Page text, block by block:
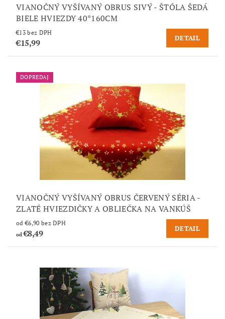
VIANOČNÝ VYŠÍVANÝ OBRUS SIVÝ - ŠTÓLA ŠEDÁ
BIELE HVIEZDY 40*160CM
€13 bez DPH
€15,99 DETAIL
DOPREDAJ
VIANOČNÝ VYŠÍVANÝ OBRUS ČERVENÝ SÉRIA -
ZLATÉ HVIEZDIČKY A OBLIEČKA NA VANKÚŠ
od €6,90 bez DPH
od€8,49 DETAIL